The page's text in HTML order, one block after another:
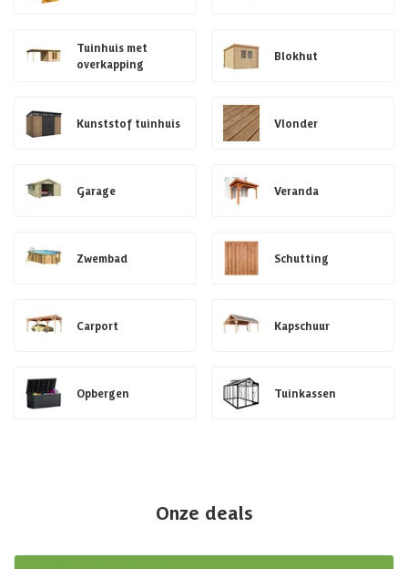
Tuinhuis met
overkapping
Blokhut
Kunststof tuinhuis Vlonder
Garage Veranda
Zwembad Schutting
Carport Kapschuur
Opbergen Tuinkassen
Onze deals